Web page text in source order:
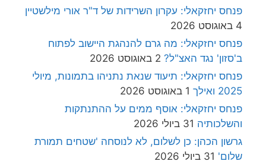
פנחס יחזקאלי: עקרון השרידות של ד"ר אורי מילשטיין
4 באוגוסט 2026
פנחס יחזקאלי: מה גרם להנהגת היישוב לפתוח
ב'סזון' נגד האצ"ל? 2 באוגוסט 2026
פנחס יחזקאלי: תיעוד שנאת נתניהו בתמונות, מיולי
2025 ואילך
1 באוגוסט 2026
פנחס יחזקאלי: אוסף ממים על ההתנתקות
והשלכותיה 31 ביולי 2026
גרשון הכהן: כן לשלום, לא לנוסחה 'שטחים תמורת
שלום' 31 ביולי 2026